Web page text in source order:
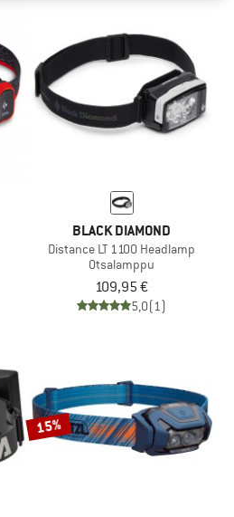
BLACK DIAMOND
Distance LT 1100 Headlamp
Otsalamppu
109,95 €
5,0(1)
15%